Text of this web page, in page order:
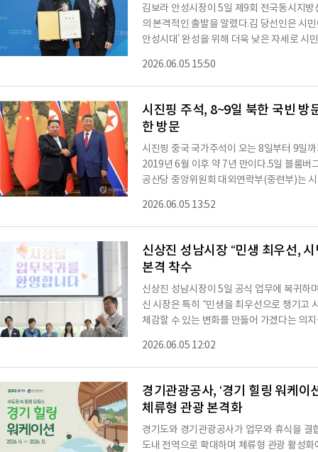
김보라 안성시장이 5일 제9회 전국동시지
의 본격적인 출발을 알렸다.김 당선인은 시
안성시대’ 완성을 위해 더욱 낮은 자세로 시
이날 행사에는 김 시장을 비롯해 경기도의
가족과 지인, 선거 관계자들이 함께 자리해
뒤 “다시 한번 안성의 미래를 맡겨주신 시
2026.06.05 15:50
시진핑 주석, 8~9일 북한 국빈 방
한 방문
시진핑 중국 국가주석이 오는 8일부터 9일
2019년 6월 이후 약 7년 만이다.5일 블룸버
공산당 중앙위원회 대외연락부(중련부)는
아닌 중련부가 맡아 시 주석의 방북이 국가
을 띠고 있음을 시사했다.중련부는 다만 시
았다.조선중앙통신도 이날 "조선노동당 총
2026.06.05 13:52
신상진 성남시장 “민생 최우선,
본격 착수
신상진 성남시장이 5일 공식 업무에 복귀하
신 시장은 특히 “민생을 최우선으로 챙기고
체감할 수 있는 변화를 만들어 가겠다는 의
실·국·소·단장, 구청장 등 간부 공무원들이
했다.이어 열린 직원 간담회에서 신 시장은
한 공직자들에게 감사의 뜻을 전했다.◇“공
2026.06.05 12:02
경기관광공사, ‘경기 힐링 워케
체류형 관광 본격화
경기도와 경기관광공사가 업무와 휴식을
도내 전역으로 확대하며 체류형 관광 활성